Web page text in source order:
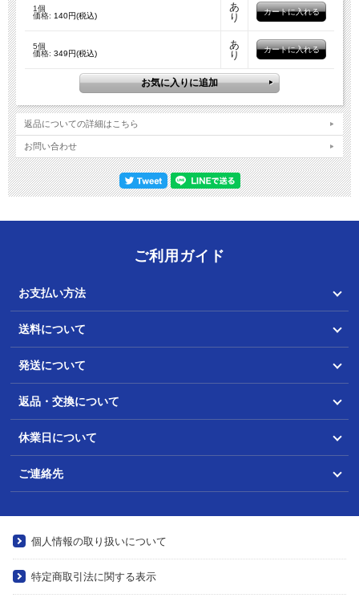
1個
価格: 140円(税込)
あ
り
5個
価格: 349円(税込)
あ
り
返品についての詳細はこちら
お問い合わせ
ご利用ガイド
お支払い方法
送料について
発送について
返品・交換について
休業日について
ご連絡先
個人情報の取り扱いについて
特定商取引法に関する表示